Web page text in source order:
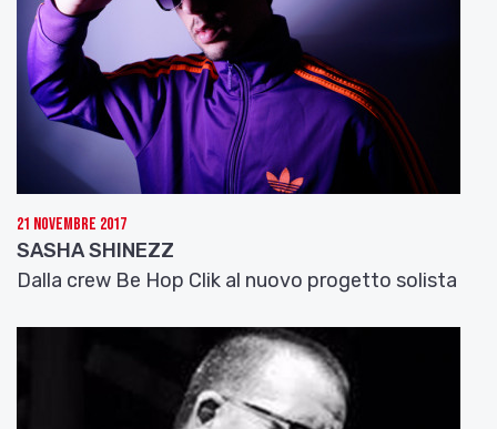
21 Novembre 2017
SASHA SHINEZZ
Dalla crew Be Hop Clik al nuovo progetto solista